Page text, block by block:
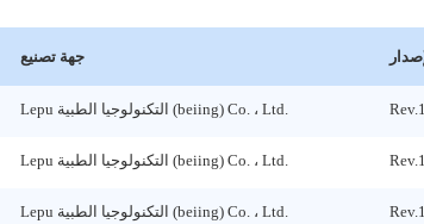
جهة تصنيع
Lepu التكنولوجيا الطبية (beiing) Co. ، Ltd.
Lepu التكنولوجيا الطبية (beiing) Co. ، Ltd.
Lepu التكنولوجيا الطبية (beiing) Co. ، Ltd.